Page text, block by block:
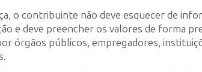
o contribuinte não deve esquecer de
e deve preencher os valores de forma
órgãos públicos, empregadores,